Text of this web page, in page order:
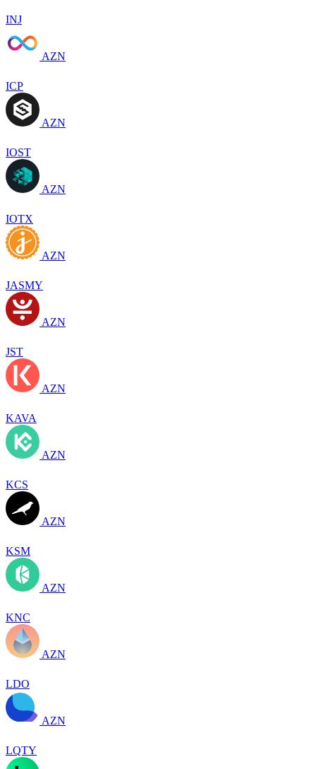
INJ
AZN
ICP
AZN
IOST
AZN
IOTX
AZN
JASMY
AZN
JST
AZN
KAVA
AZN
KCS
AZN
KSM
AZN
KNC
AZN
LDO
AZN
LQTY